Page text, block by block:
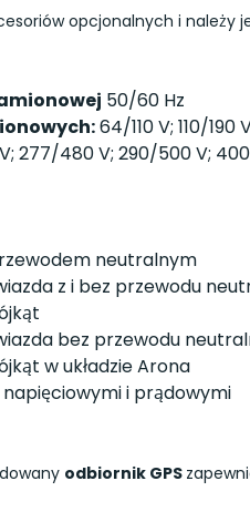
opcjonalnych i należy
50/60 Hz
64/110 V; 110/
277/480 V; 290/500 V;
neutralnym
z i bez przewodu
bez przewodu
w układzie Arona
napięciowymi i prądowymi
odbiornik GPS